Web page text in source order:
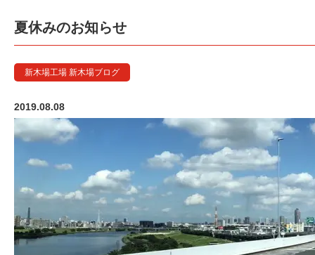
夏休みのお知らせ
新木場工場 新木場ブログ
2019.08.08